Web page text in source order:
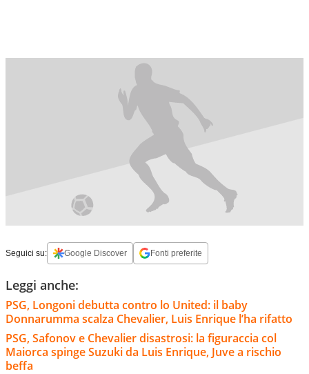
Seguici su: Google Discover Fonti preferite
Leggi anche:
PSG, Longoni debutta contro lo United: il baby
Donnarumma scalza Chevalier, Luis Enrique l’ha rifatto
PSG, Safonov e Chevalier disastrosi: la figuraccia col
Maiorca spinge Suzuki da Luis Enrique, Juve a rischio
beffa